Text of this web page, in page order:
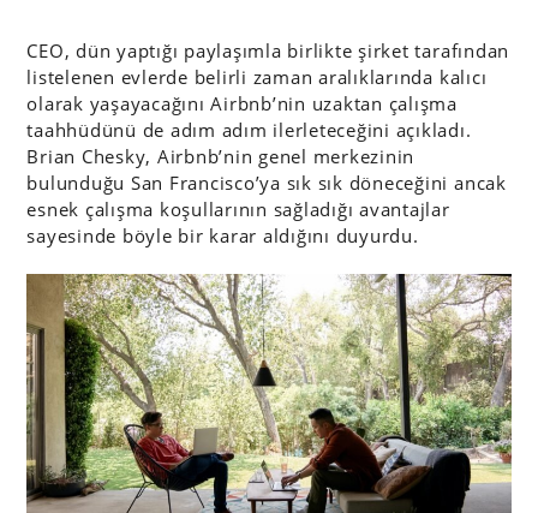
CEO, dün yaptığı paylaşımla birlikte şirket tarafından
listelenen evlerde belirli zaman aralıklarında kalıcı
olarak yaşayacağını Airbnb’nin uzaktan çalışma
taahhüdünü de adım adım ilerleteceğini açıkladı.
Brian Chesky, Airbnb’nin genel merkezinin
bulunduğu San Francisco’ya sık sık döneceğini ancak
esnek çalışma koşullarının sağladığı avantajlar
sayesinde böyle bir karar aldığını duyurdu.